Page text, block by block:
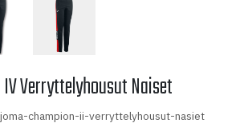
Verryttelyhousut Naiset
champion-ii-verryttelyhousut-nasiet